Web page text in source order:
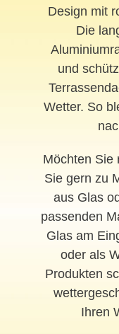
Design mit
Die
und
Wetter. So
Möchten Sie
Sie gern zu
aus Glas
passenden
Glas am
oder als
Produkten
Ihren